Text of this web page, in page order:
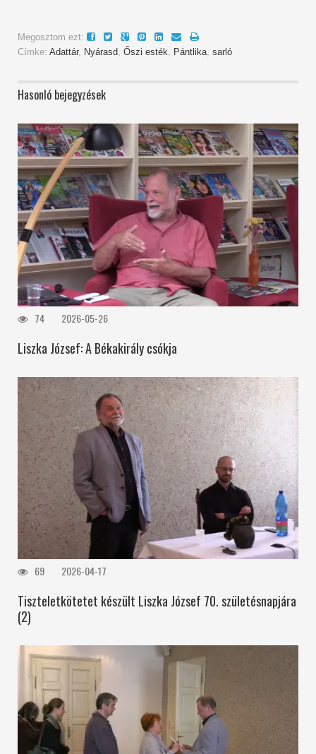
Megosztom ezt:
Címke: Adattár, Nyárasd, Őszi esték, Pántlika, sarló
Hasonló bejegyzések
74 2026-05-26
Liszka József: A Békakirály csókja
69 2026-04-17
Tiszteletkötetet készült Liszka József 70. születésnapjára
(2)